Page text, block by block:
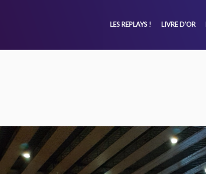
LES REPLAYS ! LIVRE D’OR